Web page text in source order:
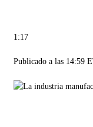
1:17
Publicado a las 14:59